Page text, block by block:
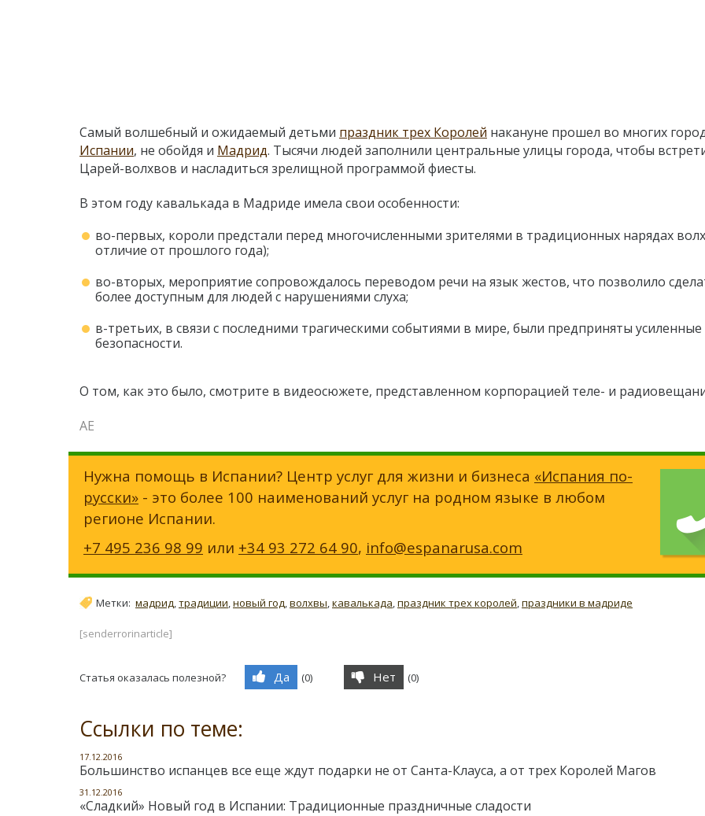
Самый волшебный и ожидаемый детьми праздник трех Королей накануне прошел во многих
Испании, не обойдя и Мадрид. Тысячи людей заполнили центральные улицы города, чтобы
Царей-волхвов и насладиться зрелищной программой фиесты.
В этом году кавалькада в Мадриде имела свои особенности:
во-первых, короли предстали перед многочисленными зрителями в традиционных нарядах
отличие от прошлого года);
во-вторых, мероприятие сопровождалось переводом речи на язык жестов, что позволило
более доступным для людей с нарушениями слуха;
в-третьих, в связи с последними трагическими событиями в мире, были предприняты
безопасности.
О том, как это было, смотрите в видеосюжете, представленном корпорацией теле- и
AЕ
Нужна помощь в Испании? Центр услуг для жизни и бизнеса «Испания по-
русски» - это более 100 наименований услуг на родном языке в любом
регионе Испании.
+7 495 236 98 99 или +34 93 272 64 90, info@espanarusa.com
Метки: мадрид традиции новый год волхвы кавалькада праздник трех королей праздники в мадриде
[senderrorinarticle]
Статья оказалась полезной? Да (0) Нет (0)
Ссылки по теме:
17.12.2016
Большинство испанцев все еще ждут подарки не от Санта-Клауса, а от трех Королей Магов
31.12.2016
«Сладкий» Новый год в Испании: Традиционные праздничные сладости